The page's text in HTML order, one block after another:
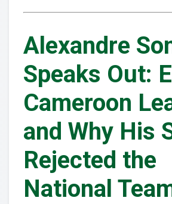
Alexandre
Speaks Out:
Cameroon
and Why His
Rejected the
National